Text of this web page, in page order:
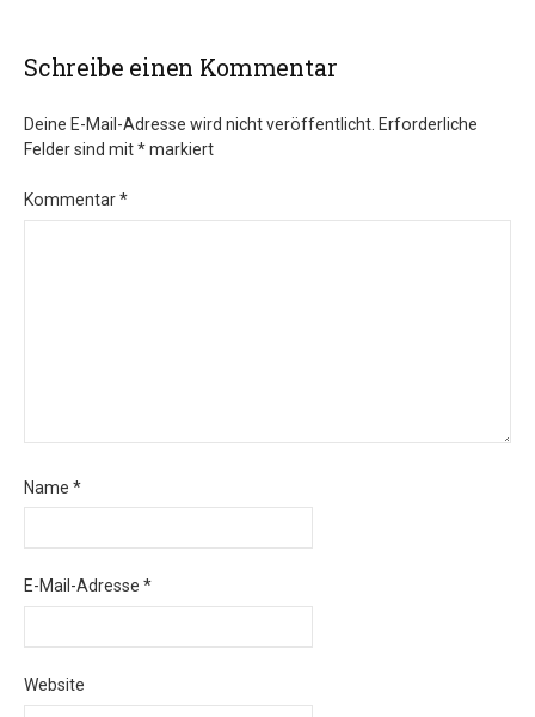
Schreibe einen Kommentar
Deine E-Mail-Adresse wird nicht veröffentlicht. Erforderliche
Felder sind mit*markiert
Kommentar*
Name *
E-Mail-Adresse *
Website